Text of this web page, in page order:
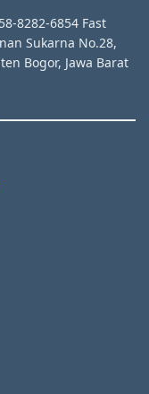
8282-6854 Fast
Sukarna No.28,
Bogor, Jawa Barat